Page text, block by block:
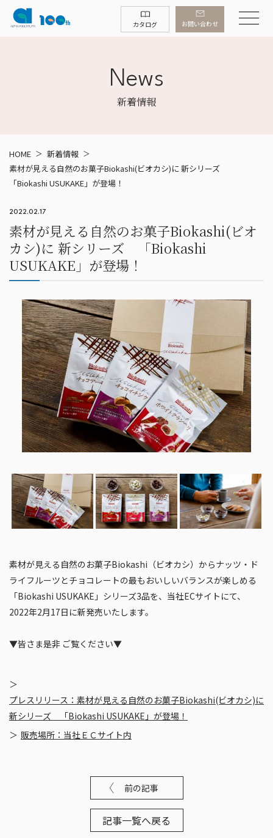
カタログ お問い合わせ
News
新着情報
HOME
新着情報
素材が見える自然のお菓子Biokashi(ビオカシ)に 新シリーズ
「Biokashi USUKAKE」が登場！
2022.02.17
素材が見える自然のお菓子Biokashi(ビオ
カシ)に 新シリーズ 「Biokashi
USUKAKE」が登場！
素材が見える自然のお菓子Biokashi（ビオカシ）からナッツ・ド
ライフルーツとチョコレートの最もおいしいバランスが楽しめる
「Biokashi USUKAKE」シリーズ3品を、当社ECサイトにて、
2022年2月17日に新発売いたします。
▼皆さま是非 ご覧ください▼
プレスリリース：素材が見える自然のお菓子Biokashi(ビオカシ)に
新シリーズ 「Biokashi USUKAKE」が登場！
販売場所：当社ＥＣサイト内
前の記事
記事一覧へ戻る